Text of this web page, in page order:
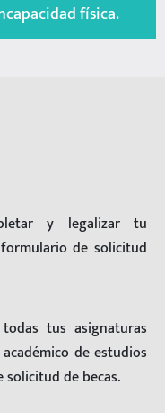
física.
y legalizar tu
de solicitud
tus asignaturas
de estudios
de becas.